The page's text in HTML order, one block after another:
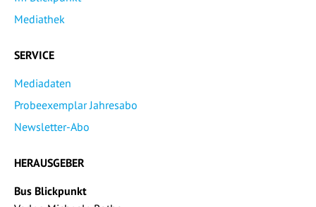
Mediathek
SERVICE
Mediadaten
Probeexemplar Jahresabo
Newsletter-Abo
HERAUSGEBER
Bus Blickpunkt